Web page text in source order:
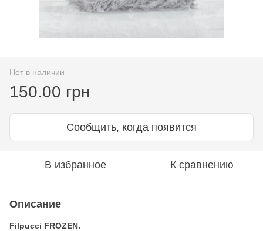
Нет в наличии
150.00 грн
Сообщить, когда появится
В избранное К сравнению
Описание
Filpucci FROZEN.